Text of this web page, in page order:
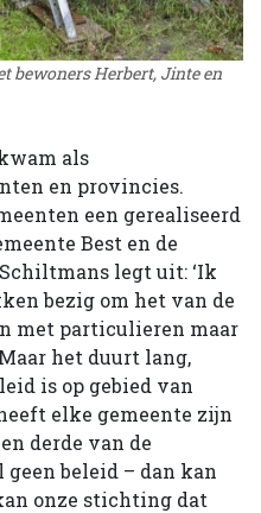
bewoners Herbert, Jinte en
als
en provincies.
een gerealiseerd
Best en de
legt uit: ‘Ik
bezig om het van de
met particulieren maar
het duurt lang,
is op gebied van
elke gemeente zijn
derde van de
beleid – dan kan
onze stichting dat